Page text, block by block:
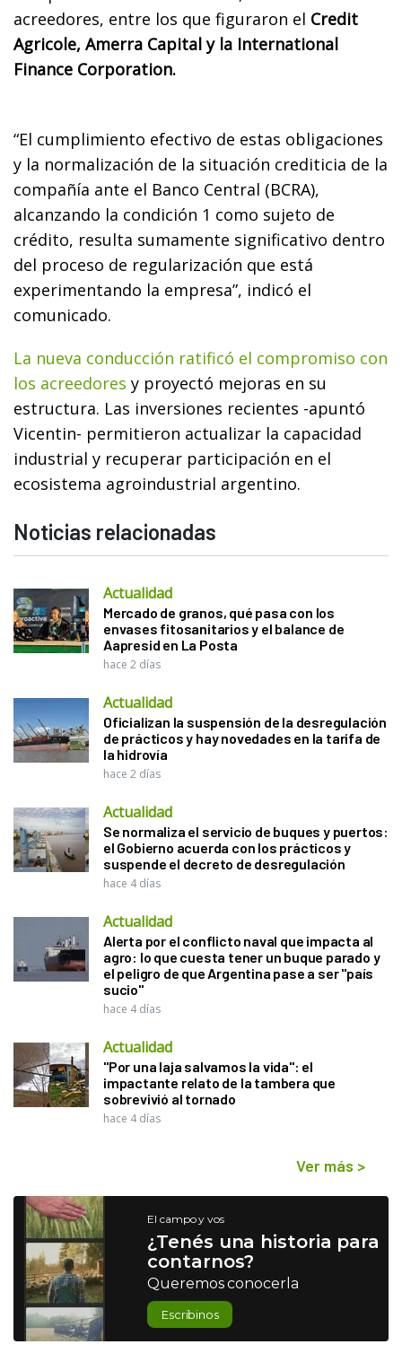
acreedores, entre los que figuraron el Credit
Agricole, Amerra Capital y la International
Finance Corporation.
“El cumplimiento efectivo de estas obligaciones
y la normalización de la situación crediticia de la
compañía ante el Banco Central (BCRA),
alcanzando la condición 1 como sujeto de
crédito, resulta sumamente significativo dentro
del proceso de regularización que está
experimentando la empresa”, indicó el
comunicado.
La nueva conducción ratificó el compromiso con
los acreedores y proyectó mejoras en su
estructura. Las inversiones recientes -apuntó
Vicentin- permitieron actualizar la capacidad
industrial y recuperar participación en el
ecosistema agroindustrial argentino.
Noticias relacionadas
Actualidad
Mercado de granos, qué pasa con los
envases fitosanitarios y el balance de
Aapresid en La Posta
hace 2 días
Actualidad
Oficializan la suspensión de la desregulación
de prácticos y hay novedades en la tarifa de
la hidrovía
hace 2 días
Actualidad
Se normaliza el servicio de buques y puertos:
el Gobierno acuerda con los prácticos y
suspende el decreto de desregulación
hace 4 días
Actualidad
Alerta por el conflicto naval que impacta al
agro: lo que cuesta tener un buque parado y
el peligro de que Argentina pase a ser "país
sucio"
hace 4 días
Actualidad
"Por una laja salvamos la vida": el
impactante relato de la tambera que
sobrevivió al tornado
hace 4 días
Ver más >
El campo y vos
¿Tenés una historia para
contarnos?
Queremos conocerla
Escribinos